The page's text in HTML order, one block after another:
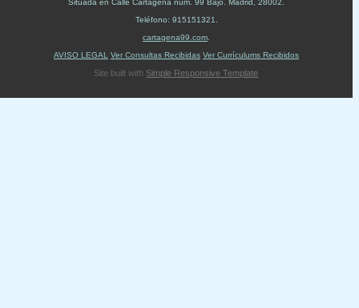
Situada en Calle Cartagena num. 99 Bajo Madrid 28002
Teléfono: 915151321
cartagena99.com
AVISO LEGAL
Ver Consultas Recibidas Ver Currículums Recibidos
Site built with Simple Responsive Template